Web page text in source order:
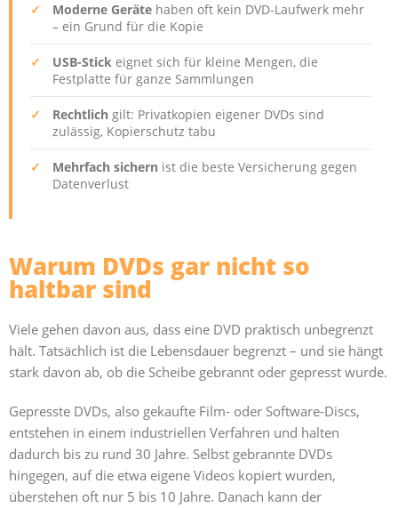
✓ Moderne Geräte haben oft kein DVD-Laufwerk mehr
– ein Grund für die Kopie
✓ USB-Stick eignet sich für kleine Mengen, die
Festplatte für ganze Sammlungen
✓ Rechtlich gilt: Privatkopien eigener DVDs sind
zulässig, Kopierschutz tabu
✓ Mehrfach sichern ist die beste Versicherung gegen
Datenverlust
Warum DVDs gar nicht so
haltbar sind
Viele gehen davon aus, dass eine DVD praktisch unbegrenzt
hält. Tatsächlich ist die Lebensdauer begrenzt – und sie hängt
stark davon ab, ob die Scheibe gebrannt oder gepresst wurde.
Gepresste DVDs, also gekaufte Film- oder Software-Discs,
entstehen in einem industriellen Verfahren und halten
dadurch bis zu rund 30 Jahre. Selbst gebrannte DVDs
hingegen, auf die etwa eigene Videos kopiert wurden,
überstehen oft nur 5 bis 10 Jahre. Danach kann der